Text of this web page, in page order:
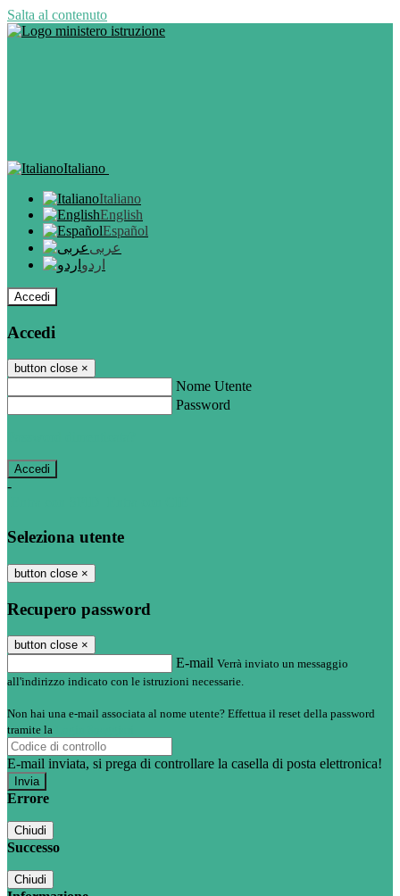
Salta al contenuto
Italiano
Italiano
English
Español
عربى
اردو
Accedi
Accedi
button close ×
Nome Utente
Password
-
Seleziona utente
button close ×
Recupero password
button close ×
E-mail Verrà inviato un messaggio
all'indirizzo indicato con le istruzioni necessarie.
Non hai una e-mail associata al nome utente? Effettua il reset della password
tramite la
E-mail inviata, si prega di controllare la casella di posta elettronica!
Errore
Chiudi
Successo
Chiudi